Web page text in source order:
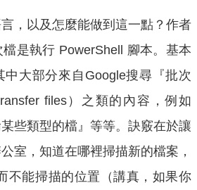
，以及怎麼能做到這一點？作者
是執行 PowerShell 腳本。基本
大部分來自Google搜尋『批次
files）之類的內容，例如
某些類型的檔』等等。訣竅在於讓
室，知道在哪裡掃描新的檔案，
不能掃描的位置（講真，如果你